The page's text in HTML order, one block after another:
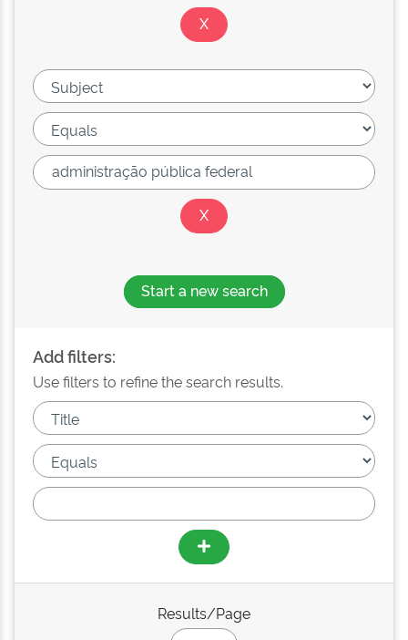
Start a new search
Add filters:
Use filters to refine the search results.
Results/Page